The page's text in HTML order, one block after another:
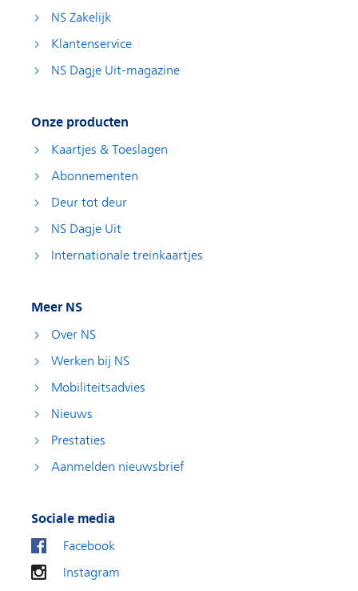
NS Zakelijk
Klantenservice
NS Dagje Uit-magazine
Onze producten
Kaartjes & Toeslagen
Abonnementen
Deur tot deur
NS Dagje Uit
Internationale treinkaartjes
Meer NS
Over NS
Werken bij NS
Mobiliteitsadvies
Nieuws
Prestaties
Aanmelden nieuwsbrief
Sociale media
Facebook
Instagram